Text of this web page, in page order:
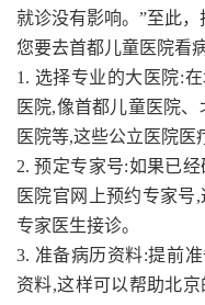
就诊没有影响。”至此，
您要去首都儿童医院看
1. 选择专业的大医院:
医院,像首都儿童医院
医院等,这些公立医院医
2. 预定专家号:如果已
医院官网上预约专家号
专家医生接诊。
3. 准备病历资料:提前
资料,这样可以帮助北